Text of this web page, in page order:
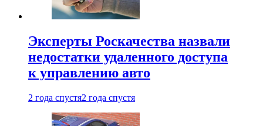
Эксперты Роскачества назвали
недостатки удаленного доступа
к управлению авто
2 года спустя2 года спустя